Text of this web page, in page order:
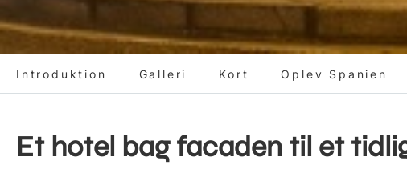
Introduktion Galleri Kort Oplev Spanien
Et hotel bag facaden til et